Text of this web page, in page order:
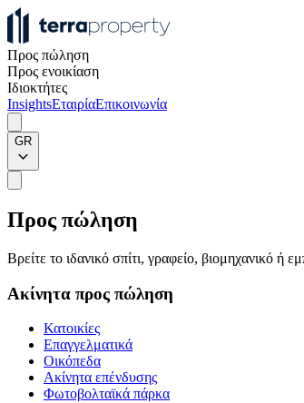
Προς πώληση
Προς ενοικίαση
Ιδιοκτήτες
InsightsΕταιρίαΕπικοινωνία
GR
Προς πώληση
Βρείτε το ιδανικό σπίτι, γραφείο, βιομηχανικό ή
Ακίνητα προς πώληση
Κατοικίες
Επαγγελματικά
Οικόπεδα
Ακίνητα επένδυσης
Φωτοβολταϊκά πάρκα